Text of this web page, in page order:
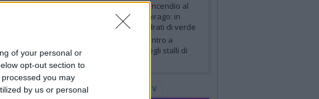
of your personal or
opt-out section to
you may
by us or personal
»Busto Garolfo - Dairago- Incendio al
confine tra Busto Garolfo e Dairago: in
fiamme quasi 4.000 metri quadrati di verde
- Al via i lavori in centro a
Legnano per il tracciamento degli stalli di
sosta
Gallerie Fotografiche WebTV